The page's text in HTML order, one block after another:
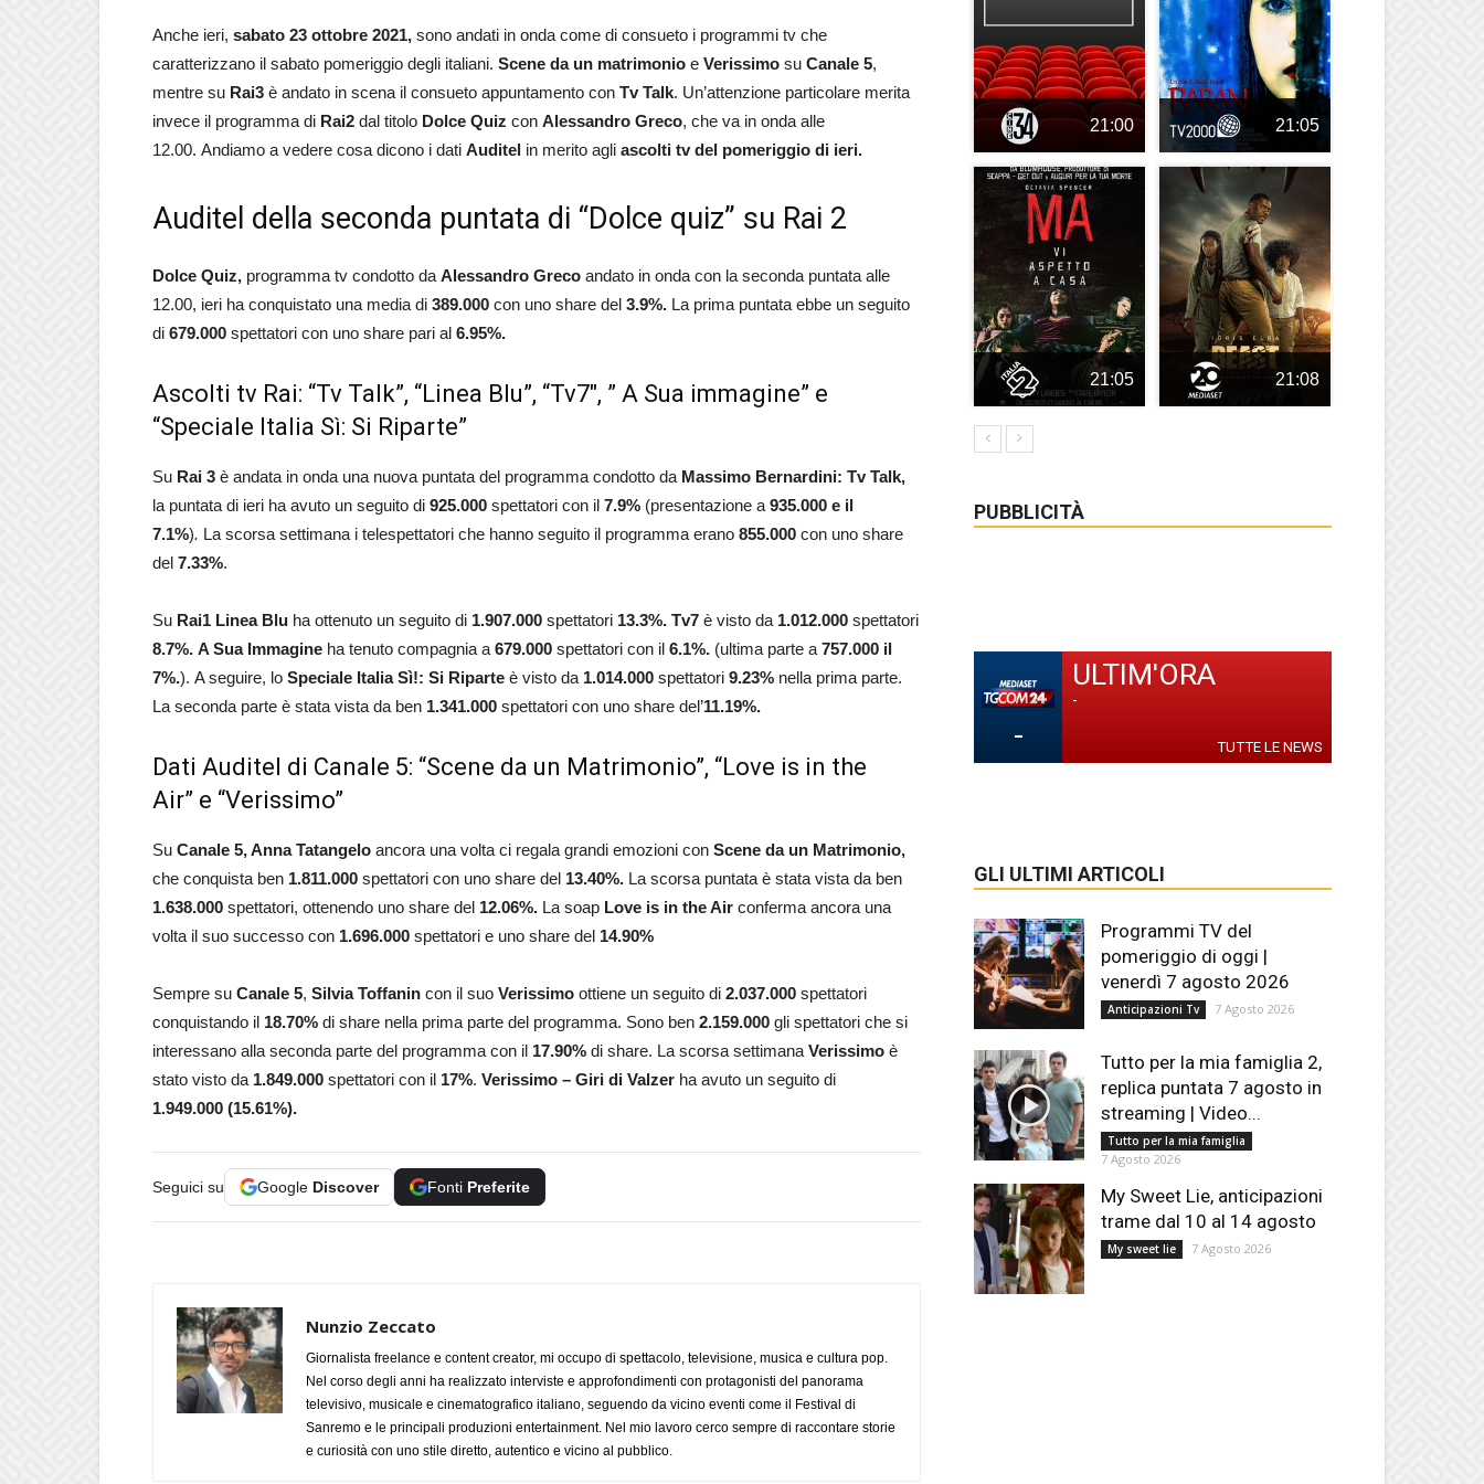
Anche ieri, sabato 23 ottobre 2021, sono andati in onda come di consueto i programmi tv che
caratterizzano il sabato pomeriggio degli italiani. Scene da un matrimonio e Verissimo su Canale 5,
mentre su Rai3 è andato in scena il consueto appuntamento con Tv Talk. Un’attenzione particolare merita
invece il programma di Rai2 dal titolo Dolce Quiz con Alessandro Greco, che va in onda alle
12.00. Andiamo a vedere cosa dicono i dati Auditel in merito agli ascolti tv del pomeriggio di ieri.
Auditel della seconda puntata di “Dolce quiz” su Rai 2
Dolce Quiz, programma tv condotto da Alessandro Greco andato in onda con la seconda puntata alle
12.00, ieri ha conquistato una media di 389.000 con uno share del 3.9%. La prima puntata ebbe un seguito
di 679.000 spettatori con uno share pari al 6.95%.
Ascolti tv Rai: “Tv Talk”, “Linea Blu”, “Tv7″, ” A Sua immagine” e
“Speciale Italia Sì: Si Riparte”
Su Rai 3 è andata in onda una nuova puntata del programma condotto da Massimo Bernardini: Tv Talk,
la puntata di ieri ha avuto un seguito di 925.000 spettatori con il 7.9% (presentazione a 935.000 e il
7.1%). La scorsa settimana i telespettatori che hanno seguito il programma erano 855.000 con uno share
del 7.33%.
Su Rai1 Linea Blu ha ottenuto un seguito di 1.907.000 spettatori 13.3%. Tv7 è visto da 1.012.000 spettatori
8.7%. A Sua Immagine ha tenuto compagnia a 679.000 spettatori con il 6.1%. (ultima parte a 757.000 il
7%.). A seguire, lo Speciale Italia Sì!: Si Riparte è visto da 1.014.000 spettatori 9.23% nella prima parte.
La seconda parte è stata vista da ben 1.341.000 spettatori con uno share del’11.19%.
Dati Auditel di Canale 5: “Scene da un Matrimonio”, “Love is in the
Air” e “Verissimo”
Su Canale 5,Anna Tatangelo ancora una volta ci regala grandi emozioni con Scene da un Matrimonio,
che conquista ben 1.811.000 spettatori con uno share del 13.40%. La scorsa puntata è stata vista da ben
1.638.000 spettatori, ottenendo uno share del 12.06%. La soap Love is in the Air conferma ancora una
volta il suo successo con 1.696.000 spettatori e uno share del 14.90%
Sempre su Canale 5, Silvia Toffanin con il suo Verissimo ottiene un seguito di 2.037.000 spettatori
conquistando il 18.70% di share nella prima parte del programma. Sono ben 2.159.000 gli spettatori che si
interessano alla seconda parte del programma con il 17.90% di share. La scorsa settimana Verissimo è
stato visto da 1.849.000 spettatori con il 17%. Verissimo – Giri di Valzer ha avuto un seguito di
1.949.000 (15.61%).
Seguici su Google Discover Fonti Preferite
Nunzio Zeccato
Giornalista freelance e content creator, mi occupo di spettacolo, televisione, musica e cultura pop.
Nel corso degli anni ha realizzato interviste e approfondimenti con protagonisti del panorama
televisivo, musicale e cinematografico italiano, seguendo da vicino eventi come il Festival di
Sanremo e le principali produzioni entertainment. Nel mio lavoro cerco sempre di raccontare storie
e curiosità con uno stile diretto, autentico e vicino al pubblico.
21:00 21:05
21:05 21:08
PUBBLICITÀ
-
ULTIM'ORA
-
TUTTE LE NEWS
GLI ULTIMI ARTICOLI
Programmi TV del
pomeriggio di oggi |
venerdì 7 agosto 2026
Anticipazioni Tv 7 Agosto 2026
Tutto per la mia famiglia 2,
replica puntata 7 agosto in
streaming | Video...
Tutto per la mia famiglia
7 Agosto 2026
My Sweet Lie, anticipazioni
trame dal 10 al 14 agosto
My sweet lie 7 Agosto 2026